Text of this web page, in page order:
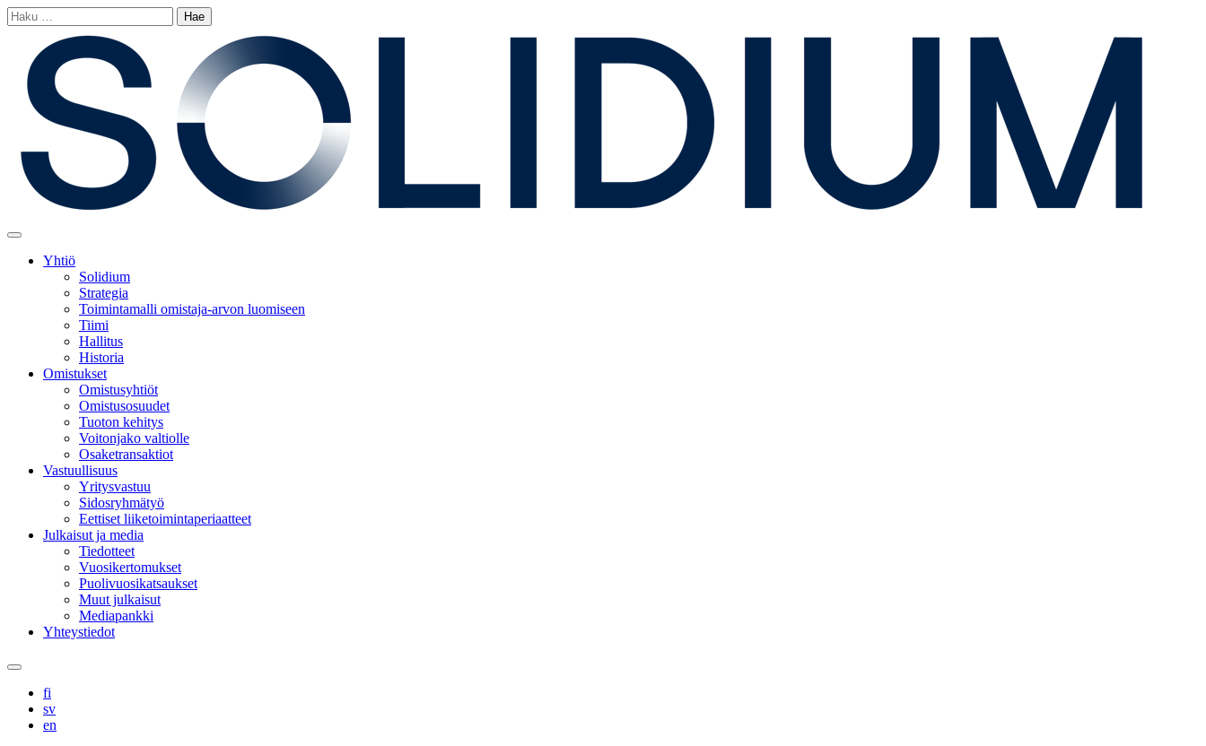
Siirry
sisältöön
Haku:
Main
Yhtiö
Solidium
Strategia
Toimintamalli omistaja-arvon luomiseen
Tiimi
Hallitus
Historia
Omistukset
Omistusyhtiöt
Omistusosuudet
Tuoton kehitys
Voitonjako valtiolle
Osaketransaktiot
Vastuullisuus
Yritysvastuu
Sidosryhmätyö
Eettiset liiketoimintaperiaatteet
Julkaisut ja media
Tiedotteet
Vuosikertomukset
Puolivuosikatsaukset
Muut julkaisut
Mediapankki
Yhteystiedot
Search
site
fi
sv
en